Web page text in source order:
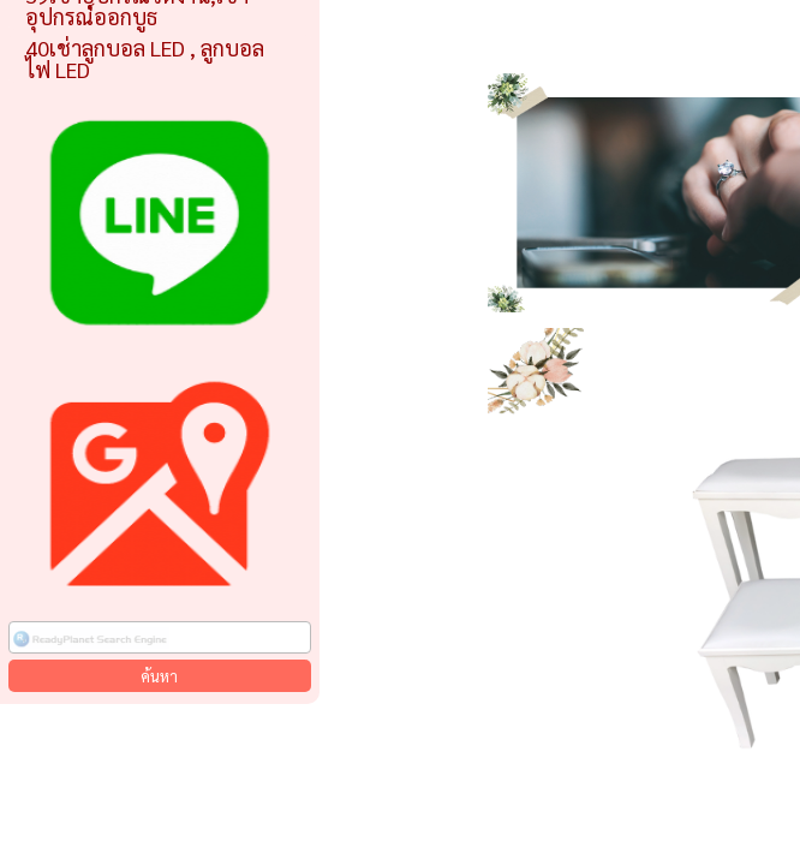
อุปกรณ์ออกบูธ
40เช่าลูกบอล LED , ลูกบอล
ไฟ LED